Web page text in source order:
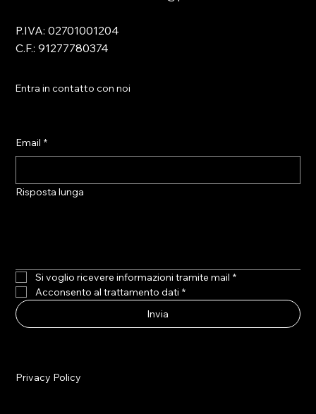
P.IVA: 02701001204
C.F.: 91277780374
Entra in contatto con noi
Email *
Risposta lunga
Si voglio ricevere informazioni tramite mail *
Acconsento al trattamento dati *
Invia
Privacy Policy